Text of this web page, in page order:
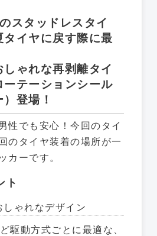
スタッドレスタイ
タイヤに戻す際に最
しゃれな再剥離タイ
ーテーションシール
）登場！
性でも安心！今回のタイ
のタイヤ装着の場所が一
カーです。
ト
しゃれなデザイン
駆動方式ごとに最適な、